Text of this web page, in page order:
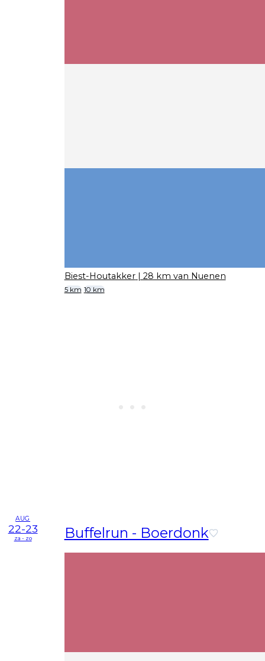
Biest-Houtakker | 28 km van Nuenen
5 km 10 km
AUG
22-23
za - zo Buffelrun - Boerdonk